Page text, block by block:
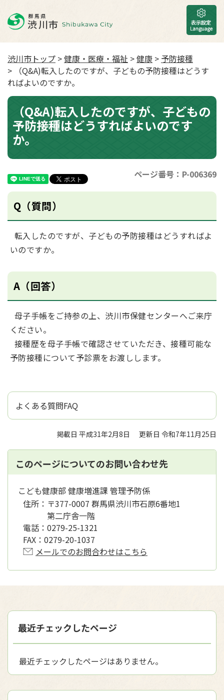
渋川市トップ >健康・医療・福祉 >健康 > 予防接種
> （Q&A)転入したのですが、子どもの予防接種はどうす
ればよいのですか。
（Q&A)転入したのですが、子どもの
予防接種はどうすればよいのです
か。
ページ番号：P-006369
Q（質問）
転入したのですが、子どもの予防接種はどうすればよ
いのですか。
A（回答）
母子手帳をご持参の上、渋川市保健センターへご来庁
ください。
接種歴を母子手帳で確認させていただき、接種可能な
予防接種について予診票をお渡しします。
よくある質問FAQ
掲載日 平成31年2月8日 更新日 令和7年11月25日
このページについてのお問い合わせ先
こども健康部 健康増進課 管理予防係
住所： 〒377-0007 群馬県渋川市石原6番地1
第二庁舎一階
電話： 0279-25-1321
FAX： 0279-20-1037
メールでのお問合わせはこちら
最近チェックしたページ
最近チェックしたページはありません。